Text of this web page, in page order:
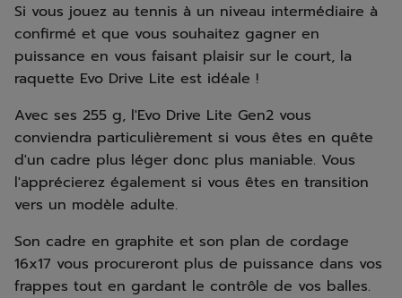
Si vous jouez au tennis à un niveau intermédiaire à
confirmé et que vous souhaitez gagner en
puissance en vous faisant plaisir sur le court, la
raquette Evo Drive Lite est idéale !
Avec ses 255 g, l'Evo Drive Lite Gen2 vous
conviendra particulièrement si vous êtes en quête
d'un cadre plus léger donc plus maniable. Vous
l'apprécierez également si vous êtes en transition
vers un modèle adulte.
Son cadre en graphite et son plan de cordage
16x17 vous procureront plus de puissance dans vos
frappes tout en gardant le contrôle de vos balles.